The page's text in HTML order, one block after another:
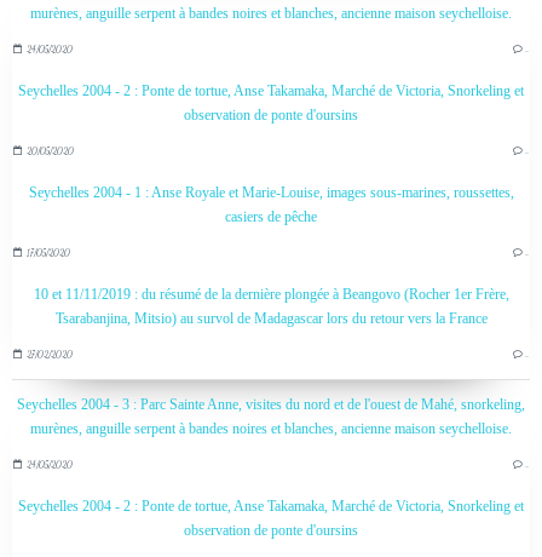
murènes, anguille serpent à bandes noires et blanches, ancienne maison seychelloise.
24/05/2020 …
Seychelles 2004 - 2 : Ponte de tortue, Anse Takamaka, Marché de Victoria, Snorkeling et
observation de ponte d'oursins
20/05/2020 …
Seychelles 2004 - 1 : Anse Royale et Marie-Louise, images sous-marines, roussettes,
casiers de pêche
17/05/2020 …
10 et 11/11/2019 : du résumé de la dernière plongée à Beangovo (Rocher 1er Frère,
Tsarabanjina, Mitsio) au survol de Madagascar lors du retour vers la France
27/02/2020 …
Seychelles 2004 - 3 : Parc Sainte Anne, visites du nord et de l'ouest de Mahé, snorkeling,
murènes, anguille serpent à bandes noires et blanches, ancienne maison seychelloise.
24/05/2020 …
Seychelles 2004 - 2 : Ponte de tortue, Anse Takamaka, Marché de Victoria, Snorkeling et
observation de ponte d'oursins